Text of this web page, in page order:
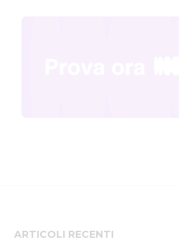
ARTICOLI RECENTI